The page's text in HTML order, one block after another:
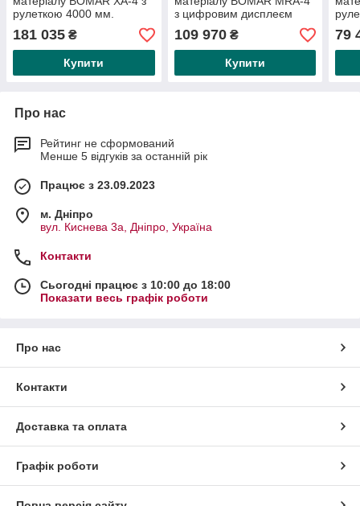
рулеткою 4000 мм.
181 035 ₴
Купити
з цифровим дисплеєм
4000 мм
109 970₴
Купити
79
Про нас
Рейтинг не сформований
Менше 5 відгуків за останній рік
Працює з 23.09.2023
м. Дніпро
вул. Киснева 3а, Дніпро, Україна
Контакти
Сьогодні працює з 10:00 до 18:00
Показати весь графік роботи
Про нас
Контакти
Доставка та оплата
Графік роботи